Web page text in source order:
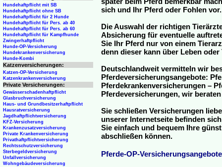
später beim Pferd bemerkbar
sich und Ihr Pferd oder Fohlen vor.
Die Auswahl der richtigen
Absicherung für eventuelle
Sie Ihr Pferd nur von einem
denn dieser kann über Leben
Deutschlandweit vermitteln wir
Pferdeversicherungsangebote:
Pferdekrankenversicherungen –
Pferdeversicherungen, wir
Sie schließen Versicherungen
unserer Internetseite befinden
Sie einfach und bequem Ihre
abschließen können.
Pferde-OP-Versicherungsangebote
Hundehaftpflicht mit SB
Hundehaftpflicht ohne SB
Hundehaftpflicht für 2 Hunde
Hundehaftpflicht für Pers. ab 40
Hundehaftpflicht für Pers. ab 60
Hundehaftpflicht für Kampfhunde
Zwingerhaftpflicht
Hunde-OP-Versicherung
Hundekrankenversicherung
Hunde-Kombi
Katzenversicherungen:
Katzen-OP-Versicherung
Katzenkrankenversicherung
Private Versicherungen:
Gewässerschadenhaftpflicht
Glasbruchversicherung
Haus- und Grundbesitzerhaftpflicht
Hausratversicherung
Jagdhaftpflichtversicherung
KFZ-Versicherung
Krankenzusatzversicherung
Private Krankenversicherung
Privathaftpflichtversicherung
Rechtsschutzversicherung
Sterbegeldversicherung
Unfallversicherung
Wohngebäudeversicherung